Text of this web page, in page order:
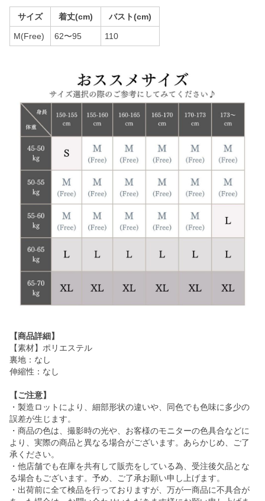
サイズ 着丈(cm) バスト(cm)
M(Free) 62〜95 110
【商品詳細】
【素材】ポリエステル
裏地：なし
伸縮性：なし
【ご注意】
・製造ロットにより、細部形状の違いや、同色でも色味に多少の
誤差が生じます。
・商品の色は、撮影時の光や、お客様のモニターの色具合などに
より、実際の商品と異なる場合がございます。あらかじめ、ご了
承ください。
・他店舗でも在庫を共有して販売をしている為、受注後欠品とな
る場合もございます。予め、ご了承お願い申し上げます。
・出荷前に全て検品を行っておりますが、万が一商品に不具合が